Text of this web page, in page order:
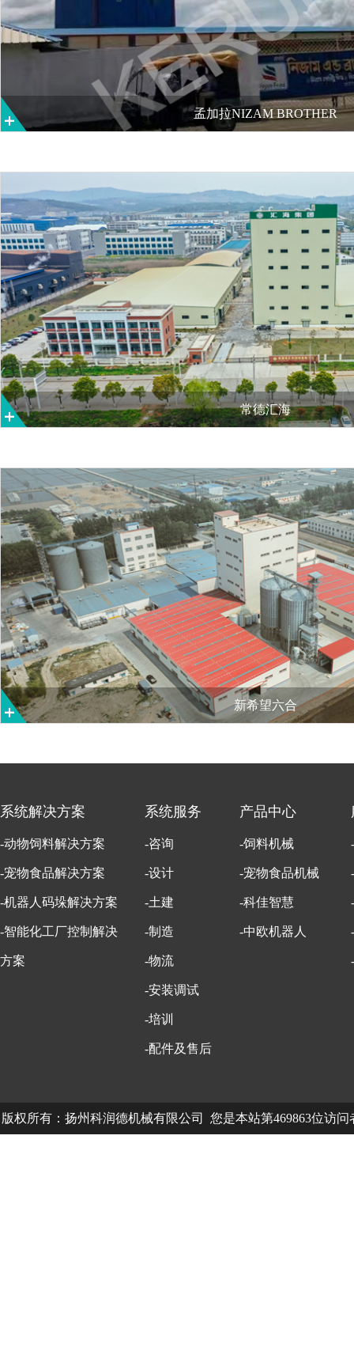
孟加拉NIZAM BROTHER
常德汇海
新希望六合
系统解决方案
-动物饲料解决方案
-宠物食品解决方案
-机器人码垛解决方案
-智能化工厂控制解决
方案
系统服务
-咨询
-设计
-土建
-制造
-物流
-安装调试
-培训
-配件及售后
产品中心
-饲料机械
-宠物食品机械
-科佳智慧
-中欧机器人
版权所有：扬州科润德机械有限公司 您是本站第469863位访